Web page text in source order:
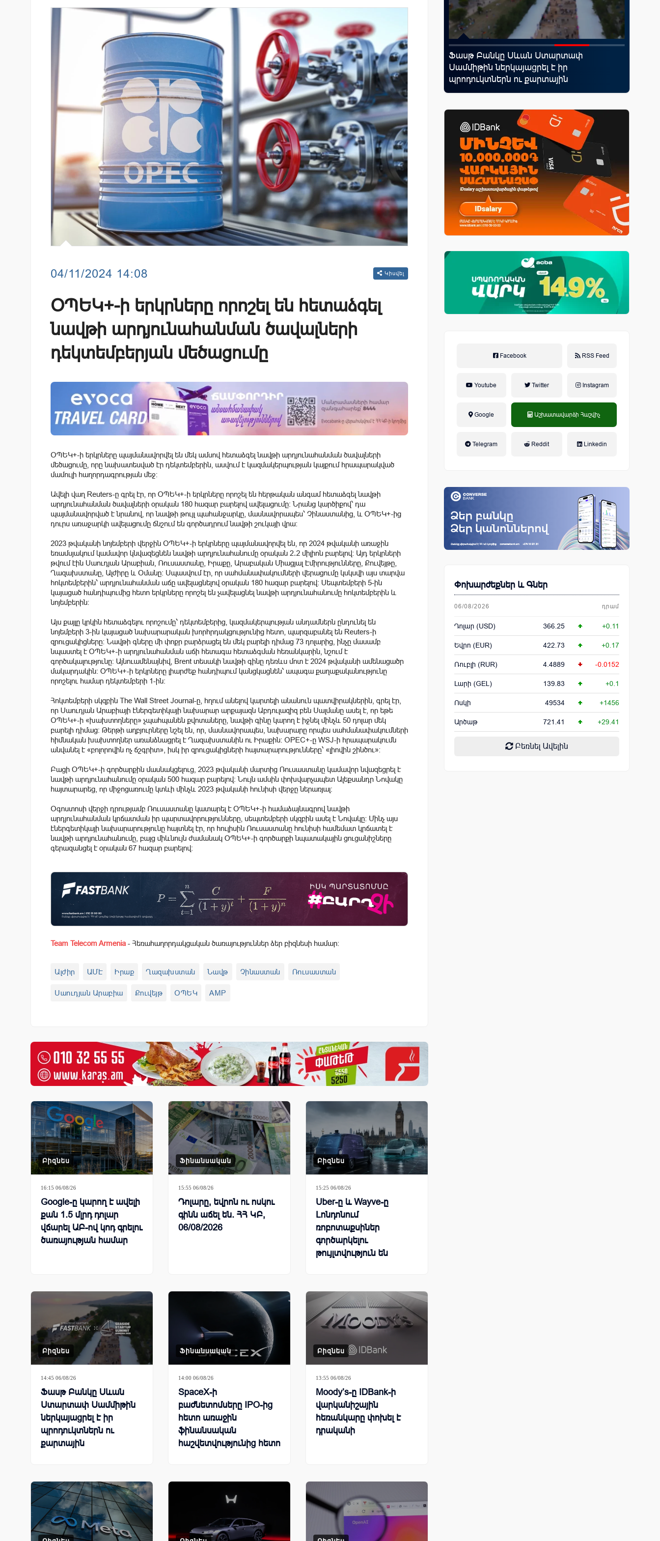
04/11/2024 14:08 Կիսվել
ՕՊԵԿ+-ի երկրները որոշել են հետաձգել
նավթի արդյունահանման ծավալների
դեկտեմբերյան մեծացումը
ՕՊԵԿ+-ի երկրները պայմանավորվել են մեկ ամսով հետաձգել նավթի արդյունահանման ծավալների
մեծացումը, որը նախատեսված էր դեկտեմբերին, ասվում է կազմակերպության կայքում հրապարակված
մամուլի հաղորդագրության մեջ։
Ավելի վաղ Reuters-ը գրել էր, որ ՕՊԵԿ+-ի երկրները որոշել են հերթական անգամ հետաձգել նավթի
արդյունահանման ծավալների օրական 180 հազար բարելով ավելացումը։ Նրանց կարծիքով՝ դա
պայմանավորված է նրանով, որ նավթի թույլ պահանջարկը, մասնավորապես՝ Չինաստանից, և ՕՊԵԿ+-ից
դուրս առաջարկի ավելացումը ճնշում են գործադրում նավթի շուկայի վրա։
2023 թվականի նոյեմբերի վերջին ՕՊԵԿ+-ի երկրները պայմանավորվել են, որ 2024 թվականի առաջին
եռամսյակում կամավոր կնվազեցնեն նավթի արդյունահանումը օրական 2․2 միլիոն բարելով։ Այդ երկրների
թվում էին Սաուդյան Արաբիան, Ռուսաստանը, Իրաքը, Արաբական Միացյալ Էմիրությունները, Քուվեյթը,
Ղազախստանը, Ալժիրը և Օմանը: Սպասվում էր, որ սահմանափակումների վերացումը կսկսվի այս տարվա
հոկտեմբերին՝ արդյունահանման աճը ավելացնելով օրական 180 հազար բարելով։ Սեպտեմբերի 5-ին
կայացած հանդիպումից հետո երկրները որոշել են չավելացնել նավթի արդյունահանումը հոկտեմբերին և
նոյեմբերին:
Այս քայլը կրկին հետաձգելու որոշումը՝ դեկտեմբերից, կազմակերպության անդամներն ընդունել են
նոյեմբերի 3-ին կայացած նախարարական խորհրդակցությունից հետո, պարզաբանել են Reuters-ի
զրուցակիցները։ Նավթի գները մի փոքր բարձրացել են մեկ բարելի դիմաց 73 դոլարից, ինչը մասամբ
նպաստել է ՕՊԵԿ+-ի արդյունահանման աճի հետագա հետաձգման հեռանկարին, նշում է
գործակալությունը։ Այնուամենայնիվ, Brent տեսակի նավթի գինը դեռևս մոտ է 2024 թվականի ամենացածր
մակարդակին։ ՕՊԵԿ+-ի երկրները լիարժեք հանդիպում կանցկացնեն՝ ապագա քաղաքականությունը
որոշելու համար դեկտեմբերի 1-ին։
Հոկտեմբերի սկզբին The Wall Street Journal-ը, հղում անելով կարտելի անանուն պատվիրակներին, գրել էր,
որ Սաուդյան Արաբիայի էներգետիկայի նախարար արքայազն Աբդուլազիզ բեն Սալմանը ասել է, որ եթե
ՕՊԵԿ+-ի «խախտողները» չպահպանեն քվոտաները, նավթի գինը կարող է իջնել մինչև 50 դոլար մեկ
բարելի դիմաց: Թերթի աղբյուրները նշել են, որ, մասնավորապես, նախարարը որպես սահմանափակումների
հիմնական խախտողներ առանձնացրել է Ղազախստանին ու Իրաքին։ OPEC+-ը WSJ-ի հրապարակումն
անվանել է «բոլորովին ոչ ճշգրիտ», իսկ իր զրուցակիցների հայտարարությունները՝ «լիովին շինծու»։
Բացի ՕՊԵԿ+-ի գործարքին մասնակցելուց, 2023 թվականի մարտից Ռուսաստանը կամավոր նվազեցրել է
նավթի արդյունահանումը օրական 500 հազար բարելով։ Նույն ամսին փոխվարչապետ Ալեքսանդր Նովակը
հայտարարեց, որ միջոցառումը կտևի մինչև 2023 թվականի հունիսի վերջը ներառյալ։
Օգոստոսի վերջի դրությամբ Ռուսաստանը կատարել է ՕՊԵԿ+-ի համաձայնագրով նավթի
արդյունահանման կրճատման իր պարտավորությունները, սեպտեմբերի սկզբին ասել է Նովակը։ Մինչ այս
էներգետիկայի նախարարությունը հայտնել էր, որ հուլիսին Ռուսաստանը հունիսի համեմատ կրճատել է
նավթի արդյունահանումը, բայց միևնույն ժամանակ ՕՊԵԿ+-ի գործարքինպատակային ցուցանիշները
գերազանցել է օրական 67 հազար բարելով։
Team Telecom Armenia - Հեռահաղորդակցական ծառայություններ ձեր բիզնեսի համար:
Ալժիր ԱՄԷ Իրաք Ղազախստան Նավթ Չինաստան Ռուսաստան
Սաուդյան Արաբիա Քուվեյթ ՕՊԵԿ AMP
Կոնվերս Բանկը և Visa-ն ընդլայնում են
ռազմավարական համագործակցությունը՝
նոր հաճախորդակենտրոն լուծումների
զարգացման նպատակով
Սպորտ և փող. Ինչպես են պատմության
10 ամենահարուստ մարզիկները կուտակել
իրենց կարողությունը
Ֆասթ Բանկը Սևան Ստարտափ
Սամմիթին ներկայացրել է իր
պրոդուկտներն ու քարտային
առաջարկները
Facebook RSS Feed
Youtube Twitter Instagram
Google Աշխատավարձի Հաշվիչ
Telegram Reddit Linkedin
Փոխարժեքներ և Գներ
06/08/2026 դրամ
Դոլար (USD) 366.25 +0.11
Եվրո (EUR) 422.73 +0.17
Ռուբլի (RUR) 4.4889 -0.0152
Լարի (GEL) 139.83 +0.1
Ոսկի 49534 +1456
Արծաթ 721.41 +29.41
Բեռնել Ավելին
Բիզնես
16:15 06/08/26
Google-ը կարող է ավելի
քան 1.5 մլրդ դոլար
վճարել ԱԲ-ով կոդ գրելու
ծառայության համար
Ֆինանսական
15:55 06/08/26
Դոլարը, եվրոն ու ոսկու
գինն աճել են. ՀՀ ԿԲ,
06/08/2026
Բիզնես
15:25 06/08/26
Uber-ը և Wayve-ը
Լոնդոնում
ռոբոտաքսիներ
գործարկելու
թույլտվություն են
Բիզնես
14:45 06/08/26
Ֆասթ Բանկը Սևան
Ստարտափ Սամմիթին
ներկայացրել է իր
պրոդուկտներն ու
քարտային
Ֆինանսական
14:00 06/08/26
SpaceX-ի
բաժնետոմսերը IPO-ից
հետո առաջին
ֆինանսական
հաշվետվությունից հետո
Բիզնես
13:55 06/08/26
Moody’s-ը IDBank-ի
վարկանիշային
հեռանկարը փոխել է
դրականի